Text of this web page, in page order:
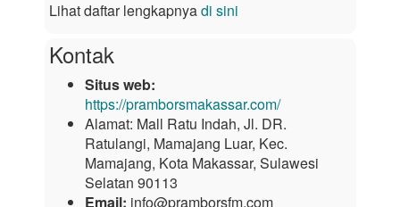
Lihat daftar lengkapnyadi sini
Kontak
Situs web:
https://pramborsmakassar.com/
Alamat: Mall Ratu Indah, Jl. DR.
Ratulangi, Mamajang Luar, Kec.
Mamajang, Kota Makassar, Sulawesi
Selatan 90113
Email: info@pramborsfm.com